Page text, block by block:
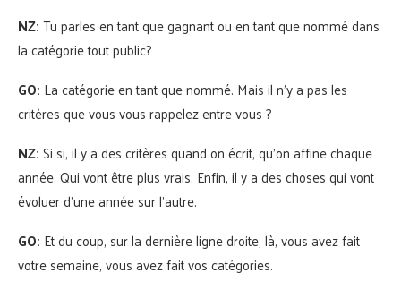
NZ:Tu parles en tant que gagnant ou en tant que nommé dans
la catégorie tout public?
GO: La catégorie en tant que nommé. Mais il n’y a pas les
critères que vous vous rappelez entre vous ?
NZ:Si si, il y a des critères quand on écrit, qu’on affine chaque
année. Qui vont être plus vrais. Enfin, il y a des choses qui vont
évoluer d’une année sur l’autre.
GO: Et du coup, sur la dernière ligne droite, là, vous avez fait
votre semaine, vous avez fait vos catégories.